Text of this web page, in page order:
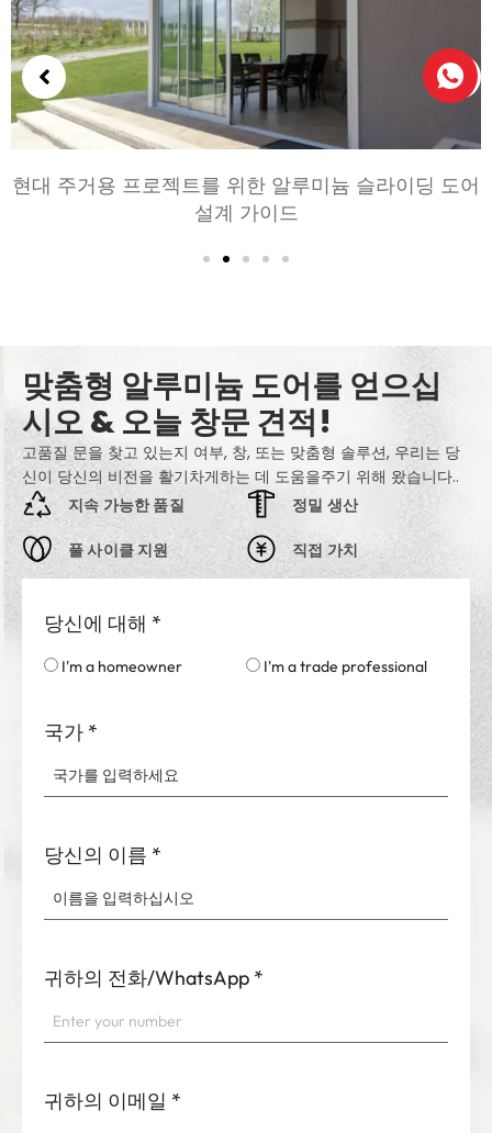
침실과 거실을 위한 알루미늄 문 선택하기: 편안, 스타
일, 및 개인 정보 보호
맞춤형 알루미늄 도어를 얻으십
시오 & 오늘 창문 견적!
고품질 문을 찾고 있는지 여부, 창, 또는 맞춤형 솔루션, 우리는 당
신이 당신의 비전을 활기차게하는 데 도움을주기 위해 왔습니다..
지속 가능한 품질
풀 사이클 지원
정밀 생산
직접 가치
당신에 대해 *
I'm a homeowner I'm a trade professional
국가 *
당신의 이름 *
귀하의 전화/WhatsApp *
귀하의 이메일 *